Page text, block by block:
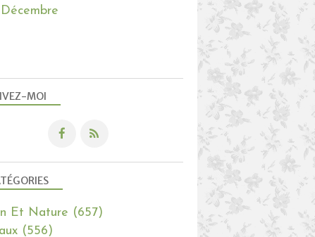
MOI
Et Nature (657)
(556)
Décembre